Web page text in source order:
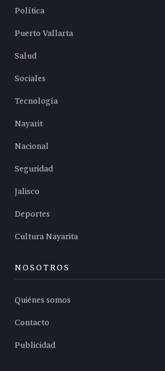
Política
Puerto Vallarta
Salud
Sociales
Tecnología
Nayarit
Nacional
Seguridad
Jalisco
Deportes
Cultura Nayarita
NOSOTROS
Quiénes somos
Contacto
Publicidad